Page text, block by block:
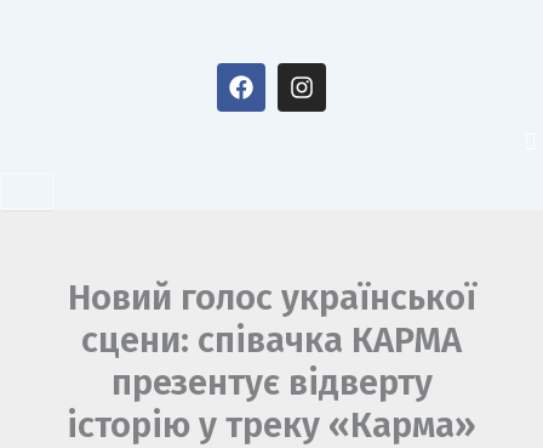
F
a
I
n
Новий голос української
сцени: співачка КАРМА
презентує відверту
історію у треку «Карма»